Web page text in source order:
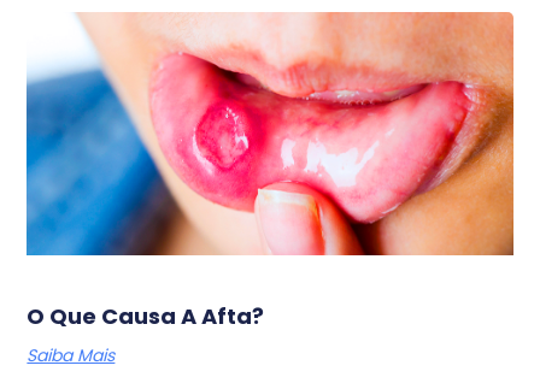
O Que Causa A Afta?
Saiba Mais